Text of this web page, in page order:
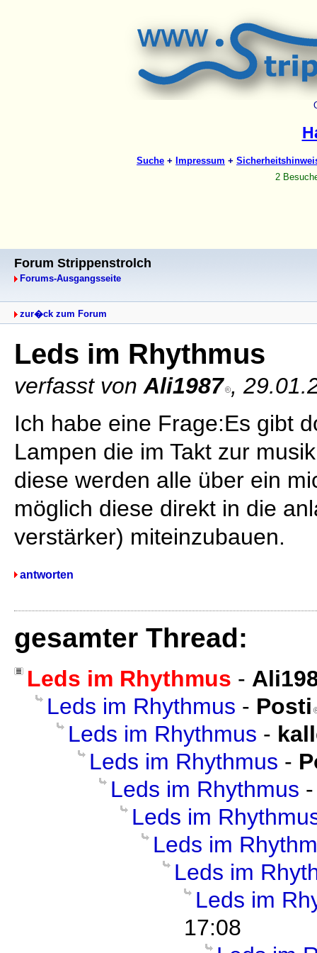
Forum Strippenstrolch
Forums-Ausgangsseite
zur�ck zum Forum
Leds im Rhythmus
verfasst von Ali1987 ,
Ich habe eine Frage:Es gibt
Lampen die im Takt zur
diese werden alle über ein
möglich diese direkt in die
verstärker) miteinzubauen.
antworten
gesamter Thread:
Leds im Rhythmus -
Leds im Rhythmus - Posti
Leds im Rhythmus -
Leds im Rhythmus -
Leds im Rhythmus
Leds im
Leds im
Leds im
Leds im
17:08